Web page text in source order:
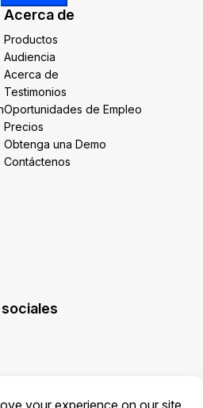
Acerca de
Productos
Audiencia
Acerca de
Testimonios
Oportunidades de Empleo
Precios
Obtenga una Demo
Contáctenos